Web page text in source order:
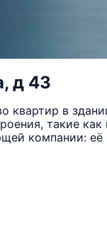
д 43
в
такие как
компании: её